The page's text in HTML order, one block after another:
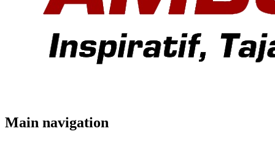
Main navigation